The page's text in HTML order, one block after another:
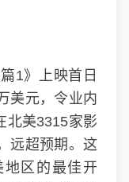
1》上映首日
美元，令业内
北美3315家影
远超预期。这
区的最佳开